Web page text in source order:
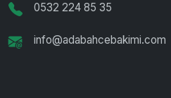
0532 224 85 35
info@adabahcebakimi.com